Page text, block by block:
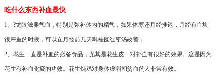
吃什么东西补血最快
1、?龙眼滋养气血，特别是弥补体内的精气，如果体寒还月经推迟，月经有血块
很严重的时候，可以在月经前几天喝桂圆红枣汤改善；
2、花生一直是补血的必备食品，尤其是花生皮，对补血有很好的效果。这是因为
花生有补血化瘀的功效。花生炖鸡对身体虚弱和贫血的人非常有效。